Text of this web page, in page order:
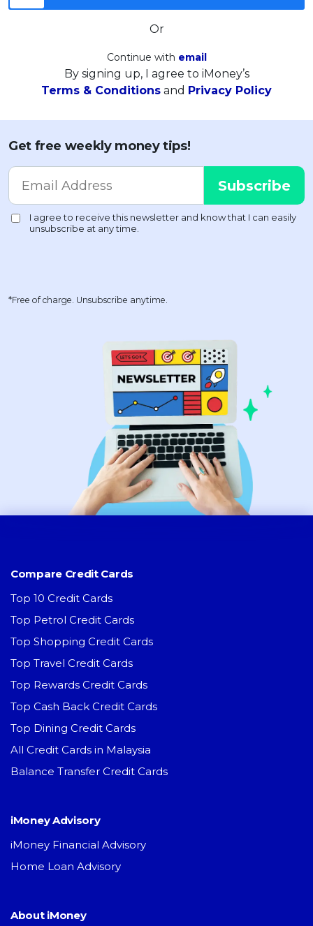
Or
Continue with email
By signing up, I agree to iMoney’s
Terms & Conditions and Privacy Policy
Get free weekly money tips!
*Free of charge. Unsubscribe anytime.
Compare Credit Cards
Top 10 Credit Cards
Top Petrol Credit Cards
Top Shopping Credit Cards
Top Travel Credit Cards
Top Rewards Credit Cards
Top Cash Back Credit Cards
Top Dining Credit Cards
All Credit Cards in Malaysia
Balance Transfer Credit Cards
iMoney Advisory
iMoney Financial Advisory
Home Loan Advisory
About iMoney